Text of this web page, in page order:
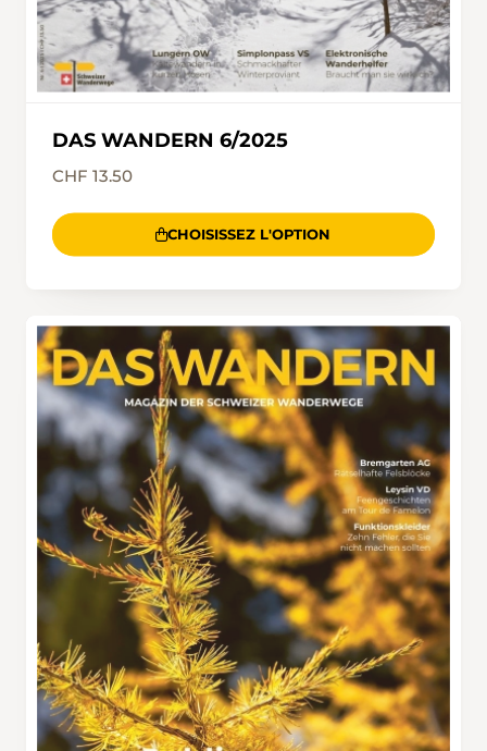
DAS WANDERN 6/2025
CHF 13.50
CHOISISSEZ L'OPTION